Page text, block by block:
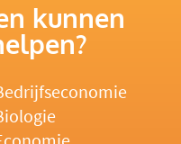
kunnen